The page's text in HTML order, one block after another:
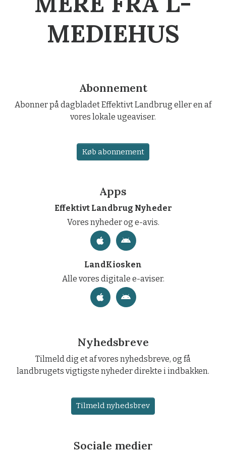
MEDIEHUS
Abonnement
Abonner på dagbladet Effektivt Landbrug eller en af
vores lokale ugeaviser.
Køb abonnement
Apps
Effektivt Landbrug Nyheder
Vores nyheder og e-avis.
LandKiosken
Alle vores digitale e-aviser.
Nyhedsbreve
Tilmeld dig et af vores nyhedsbreve, og få
landbrugets vigtigste nyheder direkte i indbakken.
Tilmeld nyhedsbrev
Sociale medier